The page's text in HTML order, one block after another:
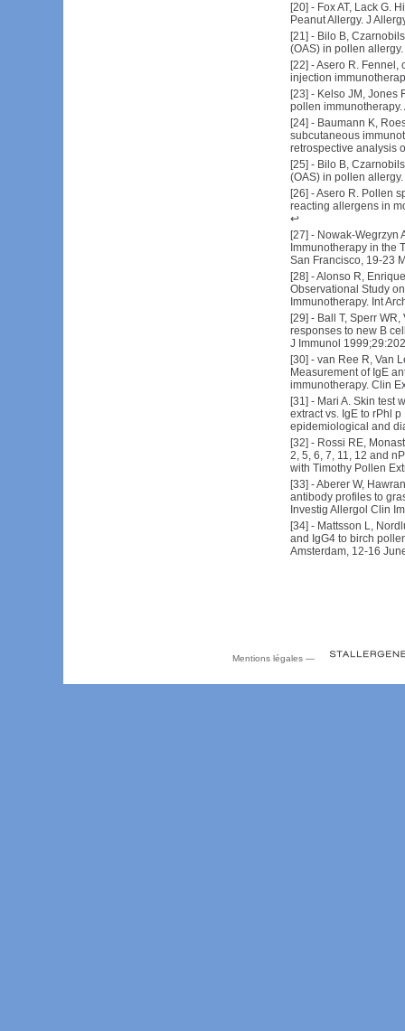
[20] - Fox AT, Lack G.
Peanut Allergy. J
[21] - Bilo B,
(OAS) in pollen
[22] -Asero R. Fennel,
injection
[23] - Kelso JM, Jones
pollen
[24] - Baumann K,
subcutaneous
retrospective analysis
[25] - Bilo B,
(OAS) in pollen
[26] -Asero R. Pollen
reacting allergens in
↩
[27] - Nowak-Wegrzyn
Immunotherapy in the
San Francisco, 19-23
[28] -Alonso R,
Observational Study
Immunotherapy. Int
[29] - Ball T, Sperr
responses to new B
J Immunol
[30] - van Ree R, Van
Measurement of IgE
immunotherapy. Clin
[31] - Mari A. Skin test
extract vs. IgE to rPhl
epidemiological and
[32] - Rossi RE,
2, 5, 6, 7, 11, 12 and
with Timothy Pollen
[33] -Aberer W,
antibody profiles to
Investig Allergol Clin
[34] - Mattsson L,
and IgG4 to birch
Amsterdam, 12-16
Mentions légales —